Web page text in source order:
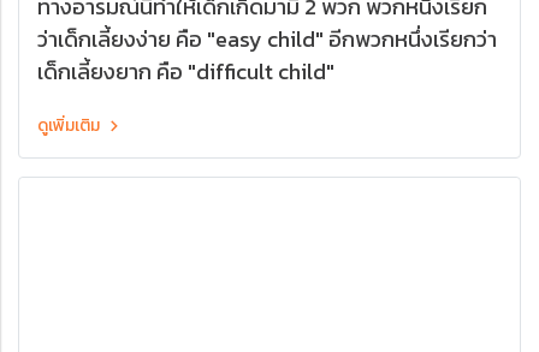
ทางอารมณ์นี้ทำให้เด็กเกิดมามี 2 พวก พวกหนึ่งเรียก
ว่าเด็กเลี้ยงง่าย คือ "easy child" อีกพวกหนึ่งเรียกว่า
เด็กเลี้ยงยาก คือ "difficult child"
ดูเพิ่มเติม